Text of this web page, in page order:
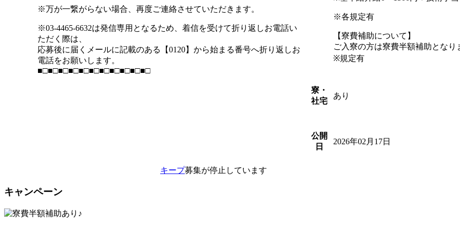
※万が一繋がらない場合、再度ご連絡させていただきます。
※03-4465-6632は発信専用となるため、着信を受けて折り返しお電話い
ただく際は、
応募後に届くメールに記載のある【0120】から始まる番号へ折り返しお
電話をお願いします。
■□■□■□■□■□■□■□■□■□■□■□
※各規定有
【寮費補助について】
ご入寮の方は寮費半額補助となり
※規定有
寮・
社宅
あり
公開
日
2026年02月17日
キープ募集が停止しています
キャンペーン